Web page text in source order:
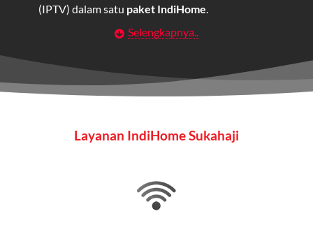
(IPTV) dalam satu paket IndiHome
Layanan Wifi Indihome ini dirancang untuk
maupun individu yang membutuhkan konektivitas dan
hiburan berkualitas tinggi.
pengguna rumah dan bisnis.
Selengkapnya..
Layanan IndiHome Sukahaji